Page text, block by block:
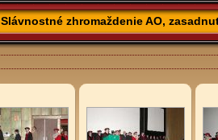
Slávnostné zhromaždenie AO,